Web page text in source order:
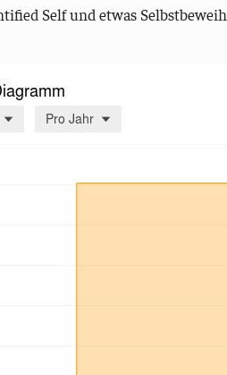
Self und etwas